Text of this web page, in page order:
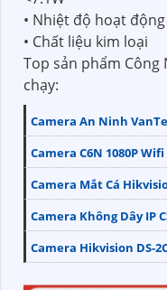
• Nhiệt độ hoạt động
• Chất liệu kim loại
Top sản phẩm Công
chạy:
Camera An Ninh
Camera C6N 1080P Wifi
Camera Mắt Cá
Camera Không Dây IP
Camera Hikvision DS-